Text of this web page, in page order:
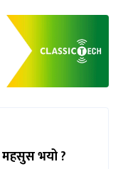
महसुस भयो ?